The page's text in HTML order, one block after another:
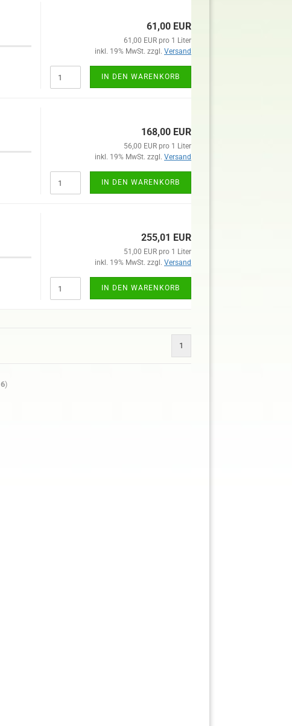
61,00 EUR
61,00 EUR pro 1 Liter
inkl. 19% MwSt. zzgl. Versand
IN DEN WARENKORB
168,00 EUR
56,00 EUR pro 1 Liter
inkl. 19% MwSt. zzgl. Versand
IN DEN WARENKORB
255,01 EUR
51,00 EUR pro 1 Liter
inkl. 19% MwSt. zzgl. Versand
IN DEN WARENKORB
1
6)